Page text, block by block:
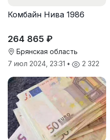
Комбайн Нива 1986
264 865 ₽
Брянская область
7 июл 2024, 23:31 • 2 322